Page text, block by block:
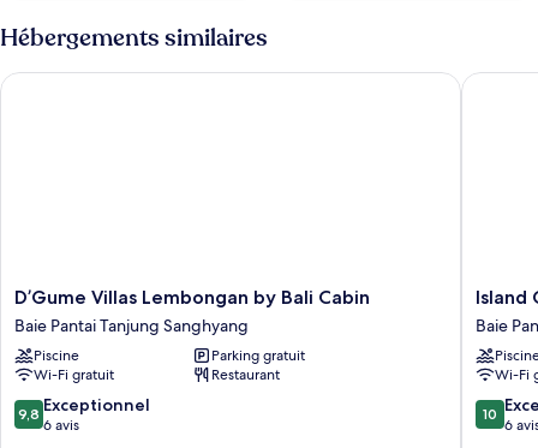
Hébergements similaires
D’Gume
Villas
Lembongan
by
Bali
Cabin
Baie
D’Gume Villas Lembongan by Bali Cabin
Baie Pantai Tanjung Sanghyang
Piscine
Parking gratuit
Wi-Fi gratuit
Restaurant
9.8
sur
9,8 Exceptionnel
6 avis
D’Gume Villas Lembongan by Bali Cabin
Island
Garden
Huts
&
Yoga
Shala
Baie
Island
Baie
Wi-Fi
10.0
sur
10
6
Island